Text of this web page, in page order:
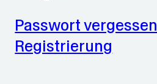
Passwort vergessen
Registrierung